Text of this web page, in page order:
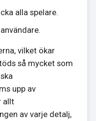
alla spelare.
vilket ökar
så mycket som
upp av
allt
av varje detalj,